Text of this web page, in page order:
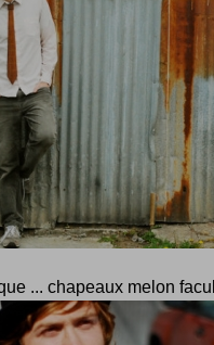
... chapeaux melon